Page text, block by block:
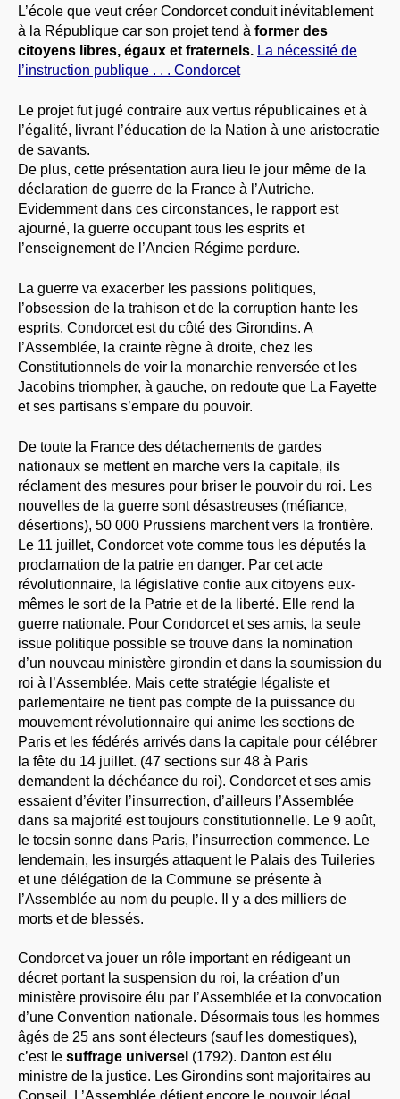
L’école que veut créer Condorcet conduit inévitablement
à la République car son projet tend à former des
citoyens libres, égaux et fraternels. La nécessité de
l’instruction publique . . . Condorcet
Le projet fut jugé contraire aux vertus républicaines et à
l’égalité, livrant l’éducation de la Nation à une aristocratie
de savants.
De plus, cette présentation aura lieu le jour même de la
déclaration de guerre de la France à l’Autriche.
Evidemment dans ces circonstances, le rapport est
ajourné, la guerre occupant tous les esprits et
l’enseignement de l’Ancien Régime perdure.
La guerre va exacerber les passions politiques,
l’obsession de la trahison et de la corruption hante les
esprits. Condorcet est du côté des Girondins. A
l’Assemblée, la crainte règne à droite, chez les
Constitutionnels de voir la monarchie renversée et les
Jacobins triompher, à gauche, on redoute que La Fayette
et ses partisans s’empare du pouvoir.
De toute la France des détachements de gardes
nationaux se mettent en marche vers la capitale, ils
réclament des mesures pour briser le pouvoir du roi. Les
nouvelles de la guerre sont désastreuses (méfiance,
désertions), 50 000 Prussiens marchent vers la frontière.
Le 11 juillet, Condorcet vote comme tous les députés la
proclamation de la patrie en danger. Par cet acte
révolutionnaire, la législative confie aux citoyens eux-
mêmes le sort de la Patrie et de la liberté. Elle rend la
guerre nationale. Pour Condorcet et ses amis, la seule
issue politique possible se trouve dans la nomination
d’un nouveau ministère girondin et dans la soumission du
roi à l’Assemblée. Mais cette stratégie légaliste et
parlementaire ne tient pas compte de la puissance du
mouvement révolutionnaire qui anime les sections de
Paris et les fédérés arrivés dans la capitale pour célébrer
la fête du 14 juillet. (47 sections sur 48 à Paris
demandent la déchéance du roi). Condorcet et ses amis
essaient d’éviter l’insurrection, d’ailleurs l’Assemblée
dans sa majorité est toujours constitutionnelle. Le 9 août,
le tocsin sonne dans Paris, l’insurrection commence. Le
lendemain, les insurgés attaquent le Palais des Tuileries
et une délégation de la Commune se présente à
l’Assemblée au nom du peuple. Il y a des milliers de
morts et de blessés.
Condorcet va jouer un rôle important en rédigeant un
décret portant la suspension du roi, la création d’un
ministère provisoire élu par l’Assemblée et la convocation
d’une Convention nationale. Désormais tous les hommes
âgés de 25 ans sont électeurs (sauf les domestiques),
c’est le suffrage universel (1792). Danton est élu
ministre de la justice. Les Girondins sont majoritaires au